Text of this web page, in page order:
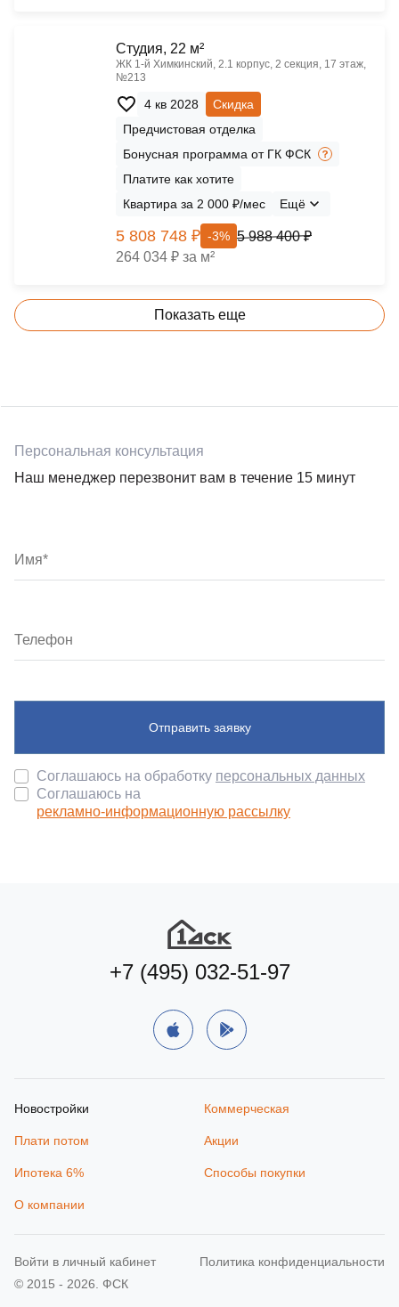
Cтудия, 22 м²
ЖК 1‑й Химкинский, 2.1 корпус, 2 секция, 17 этаж,
№213
4 кв 2028
Скидка
Предчистовая отделка
Бонусная программа от ГК ФСК
Платите как хотите
Квартира за 2 000 ₽/мес
Ещё
5 808 748 ₽ -3% 5 988 400 ₽
264 034 ₽ за м²
Показать еще
Персональная консультация
Наш менеджер перезвонит вам в течение 15 минут
Отправить заявку
Соглашаюсь на обработку персональных данных
Соглашаюсь на
рекламно-информационную рассылку
+7 (495) 032-51-97
Новостройки Коммерческая
Плати потом Акции
Ипотека 6% Способы покупки
О компании
© 2015 - 2026. ФСК
Политика конфиденциальности
Войти в личный кабинет